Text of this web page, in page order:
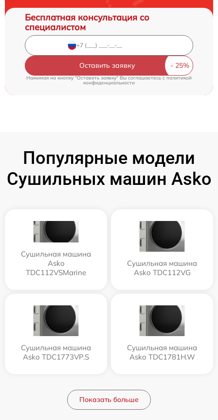
Бесплатная консультация со
специалистом
Оставить заявку
Нажимая на кнопку "Оставить заявку" Вы соглашаетесь cполитикой
конфиденциальности
Популярные модели
Сушильных машин Asko
Сушильная машина
Asko
TDC112VSMarine
Сушильная машина
Asko TDC112VG
Сушильная машина
Asko TDC1773VP.S
Сушильная машина
Asko TDC1781H.W
Показать больше